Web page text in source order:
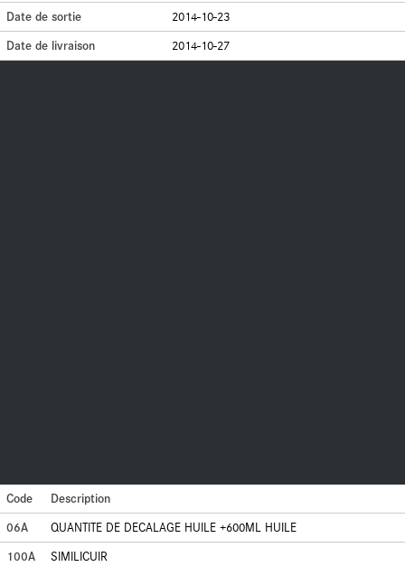
Date de sortie
2014-10-23
Date de livraison
2014-10-27
Code
Description
06A
QUANTITE DE DECALAGE HUILE +600ML HUILE
100A
SIMILICUIR